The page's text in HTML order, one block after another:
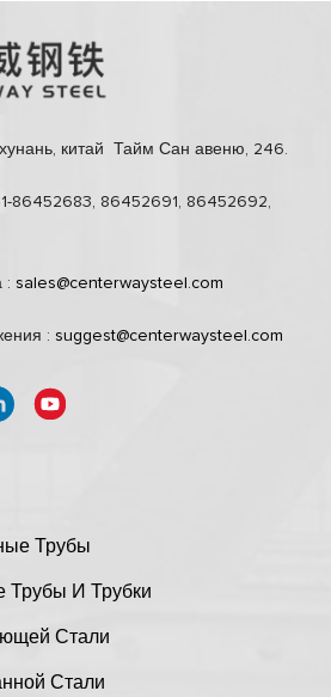
китай Тайм Сан авеню, 246.
86452683, 86452691, 86452692,
: sales@centerwaysteel.com
: suggest@centerwaysteel.com
Трубы
Трубы И Трубки
Стали
Стали